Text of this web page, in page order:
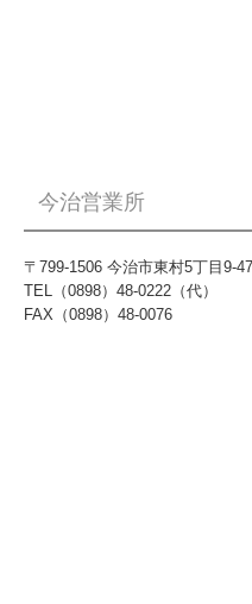
今治営業所
〒799-1506 今治市東村5丁目9-47
TEL（0898）48-0222（代）
FAX（0898）48-0076